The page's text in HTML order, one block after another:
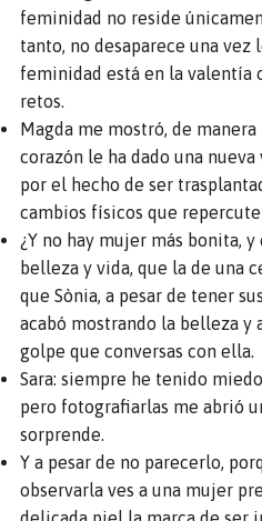
feminidad no reside
tanto, no desaparece una vez
feminidad está en la valentía
retos.
Magda me mostró, de
corazón le ha dado una
por el hecho de ser
cambios físicos que
¿Y no hay mujer más bonita,
belleza y vida, que la de una
que Sònia, a pesar de tener
acabó mostrando la belleza
golpe que conversas con ella.
Sara: siempre he tenido
pero fotografiarlas me abrió
sorprende.
Y a pesar de no parecerlo,
observarla ves a una mujer